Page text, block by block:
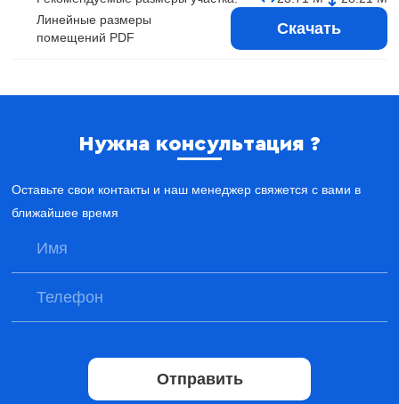
Линейные размеры
помещений PDF
Скачать
Нужна консультация ?
Оставьте свои контакты и наш менеджер свяжется с вами в
ближайшее время
Отправить